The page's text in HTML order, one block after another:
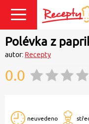
Přihlásit se
Polévka z
autor: Recepty
0.0
neuvedeno